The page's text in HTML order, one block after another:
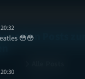
Posts
😳😳